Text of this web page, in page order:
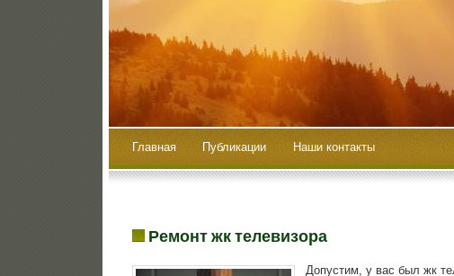
Главная Публикации Наши контакты
Ремонт жк телевизора
Допустим, у вас был жк